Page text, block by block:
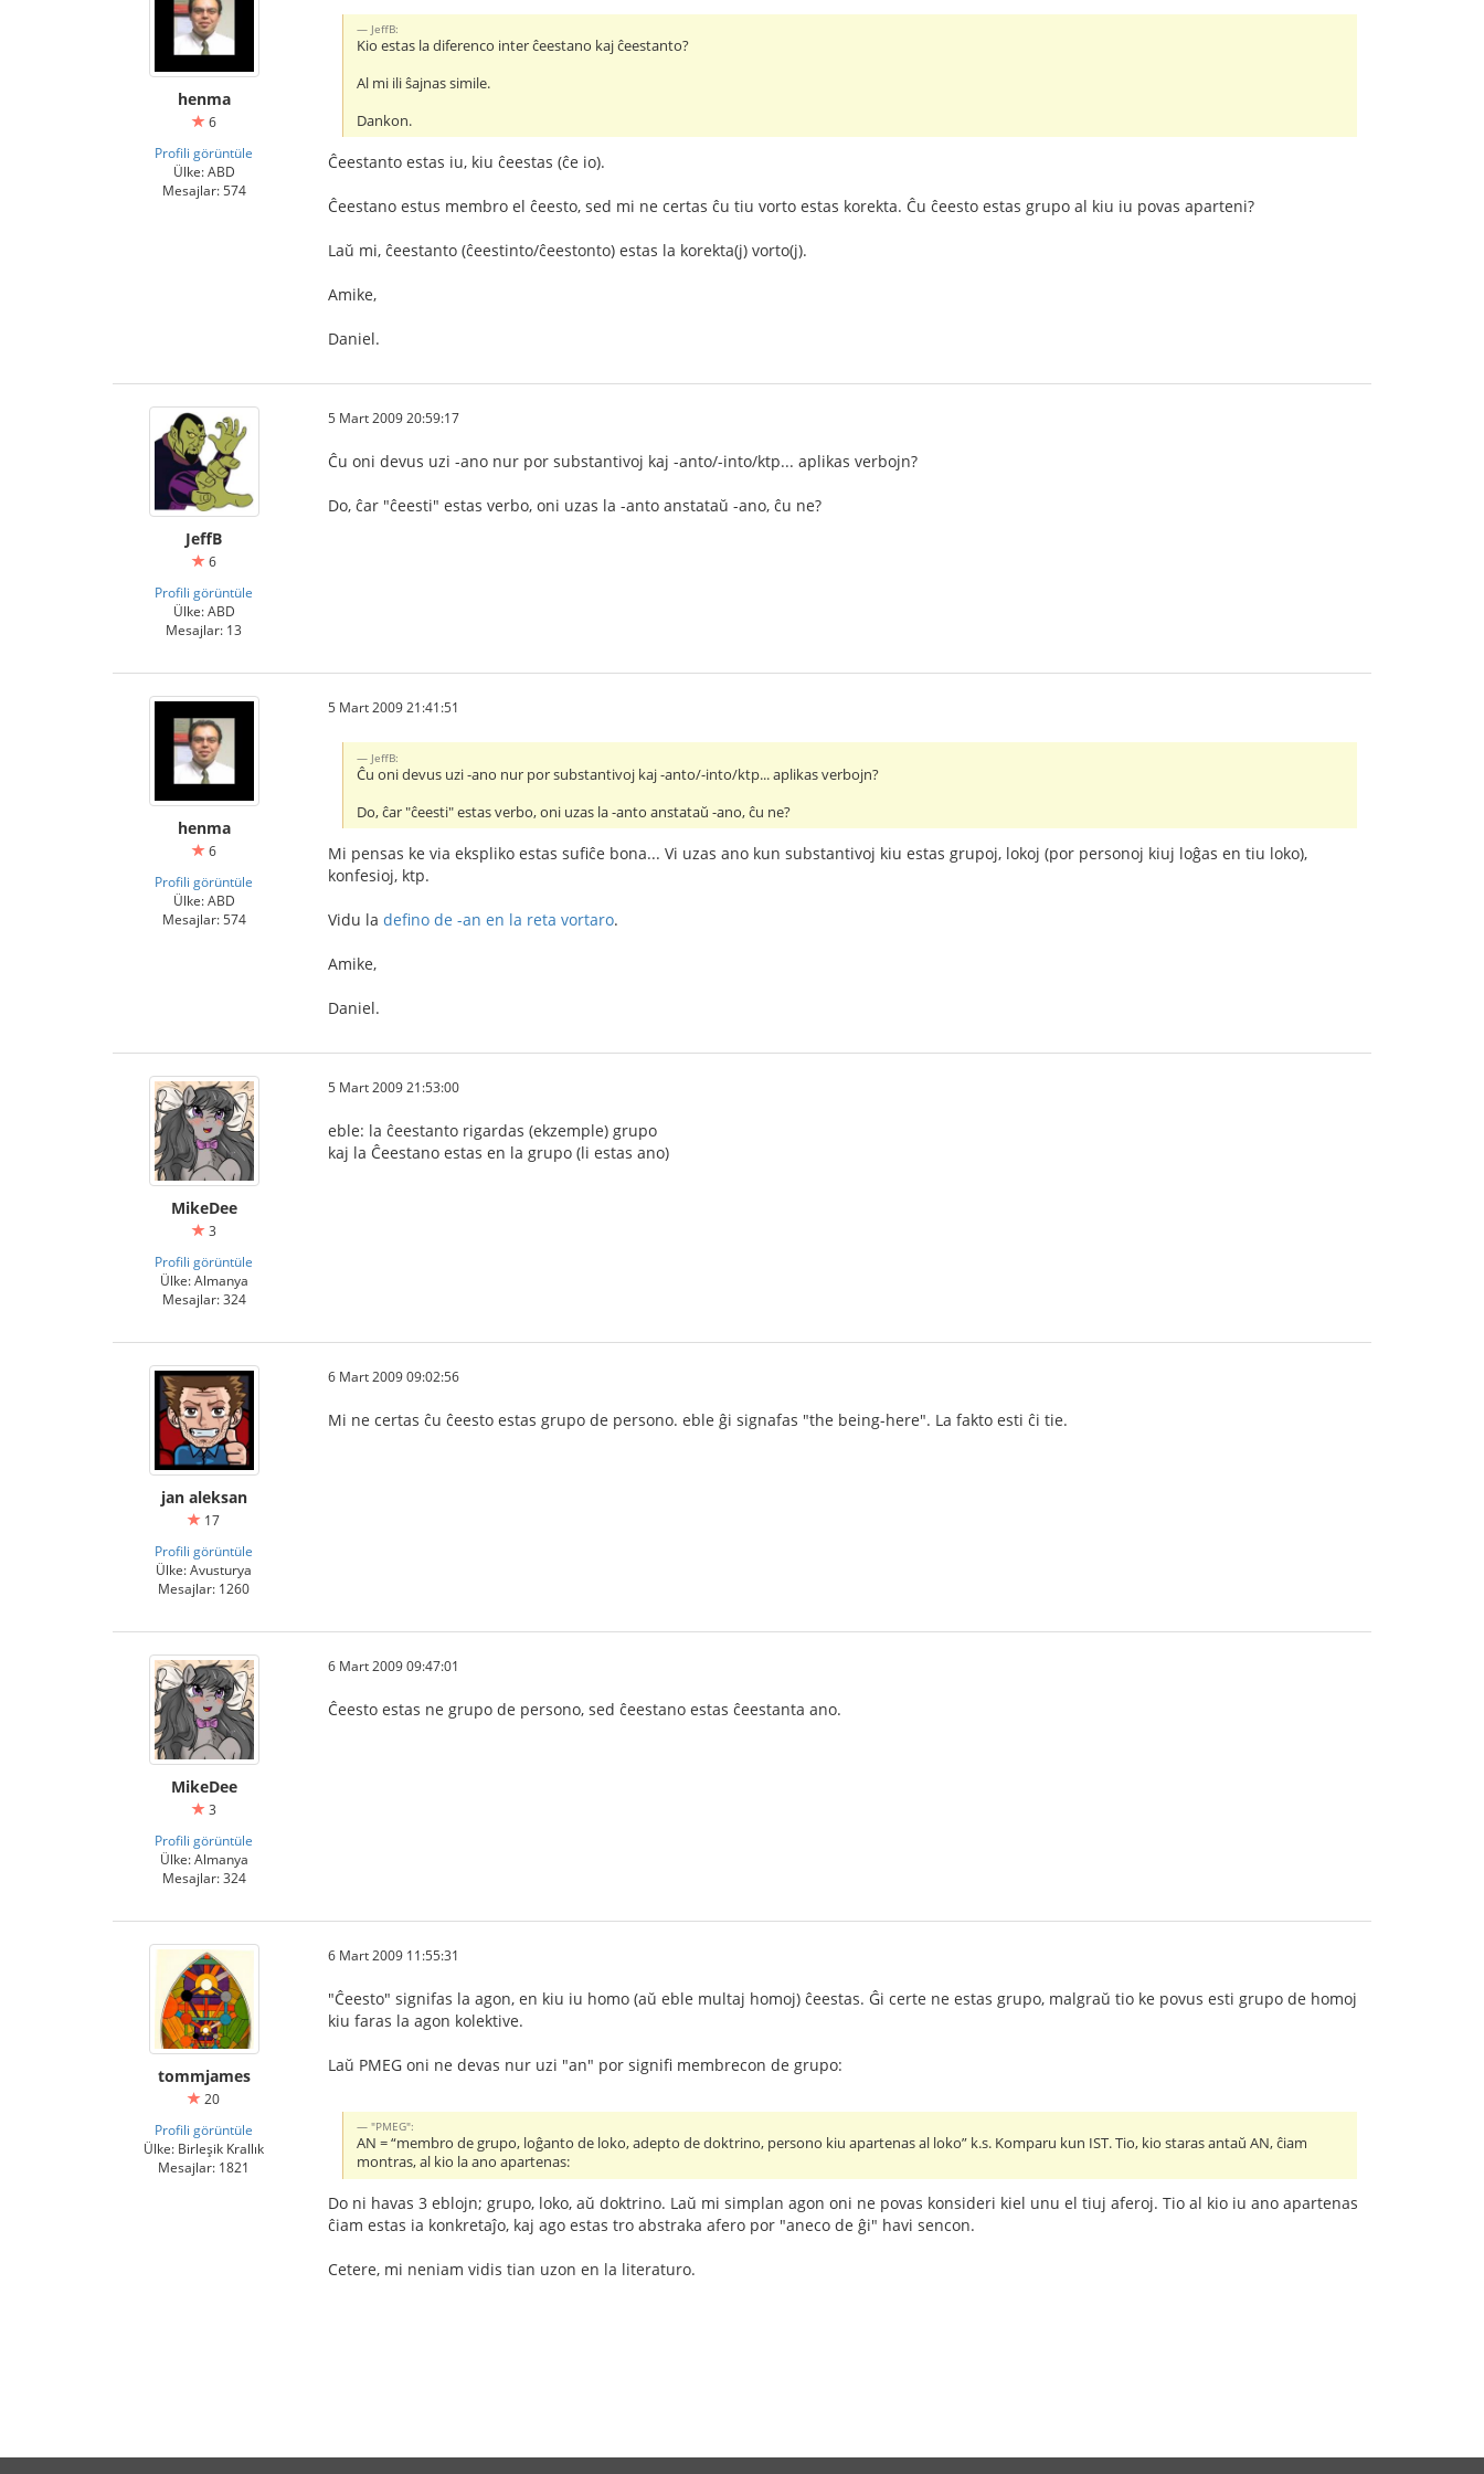
henma
6
Profili görüntüle
Ülke: ABD
Mesajlar: 574
JeffB:
Kio estas la diferenco inter ĉeestano kaj ĉeestanto?
Al mi ili ŝajnas simile.
Dankon.
Ĉeestanto estas iu, kiu ĉeestas (ĉe io).
Ĉeestano estus membro el ĉeesto, sed mi ne certas ĉu tiu vorto estas korekta. Ĉu ĉeesto estas grupo al kiu iu povas aparteni?
Laŭ mi, ĉeestanto (ĉeestinto/ĉeestonto) estas la korekta(j) vorto(j).
Amike,
Daniel.
JeffB
6
Profili görüntüle
Ülke: ABD
Mesajlar: 13
5 Mart 2009 20:59:17
Ĉu oni devus uzi -ano nur por substantivoj kaj -anto/-into/ktp... aplikas verbojn?
Do, ĉar "ĉeesti" estas verbo, oni uzas la -anto anstataŭ -ano, ĉu ne?
henma
6
Profili görüntüle
Ülke: ABD
Mesajlar: 574
5 Mart 2009 21:41:51
JeffB:
Ĉu oni devus uzi -ano nur por substantivoj kaj -anto/-into/ktp... aplikas verbojn?
Do, ĉar "ĉeesti" estas verbo, oni uzas la -anto anstataŭ -ano, ĉu ne?
Mi pensas ke via ekspliko estas sufiĉe bona... Vi uzas ano kun substantivoj kiu estas grupoj, lokoj (por personoj kiuj loĝas en tiu loko),
konfesioj, ktp.
Vidu la defino de -an en la reta vortaro.
Amike,
Daniel.
MikeDee
3
Profili görüntüle
Ülke: Almanya
Mesajlar: 324
5 Mart 2009 21:53:00
eble: la ĉeestanto rigardas (ekzemple) grupo
kaj la Ĉeestano estas en la grupo (li estas ano)
jan aleksan
17
Profili görüntüle
Ülke: Avusturya
Mesajlar: 1260
6 Mart 2009 09:02:56
Mi ne certas ĉu ĉeesto estas grupo de persono. eble ĝi signafas "the being-here". La fakto esti ĉi tie.
MikeDee
3
Profili görüntüle
Ülke: Almanya
Mesajlar: 324
6 Mart 2009 09:47:01
Ĉeesto estas ne grupo de persono, sed ĉeestano estas ĉeestanta ano.
tommjames
20
Profili görüntüle
Ülke: Birleşik Krallık
Mesajlar: 1821
6 Mart 2009 11:55:31
"Ĉeesto" signifas la agon, en kiu iu homo (aŭ eble multaj homoj) ĉeestas. Ĝi certe ne estas grupo, malgraŭ tio ke povus esti grupo de homoj
kiu faras la agon kolektive.
Laŭ PMEG oni ne devas nur uzi "an" por signifi membrecon de grupo:
"PMEG":
AN = “membro de grupo, loĝanto de loko, adepto de doktrino, persono kiu apartenas al loko” k.s. Komparu kun IST. Tio, kio staras antaŭ AN, ĉiam
montras, al kio la ano apartenas:
Do ni havas 3 eblojn; grupo, loko, aŭ doktrino. Laŭ mi simplan agon oni ne povas konsideri kiel unu el tiuj aferoj. Tio al kio iu ano apartenas
ĉiam estas ia konkretaĵo, kaj ago estas tro abstraka afero por "aneco de ĝi" havi sencon.
Cetere, mi neniam vidis tian uzon en la literaturo.